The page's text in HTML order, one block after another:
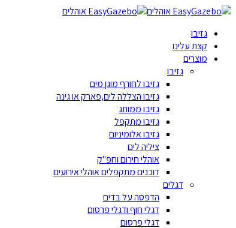
גזיבו
קצת עלינו
מוצרים
גזיבו
גזיבו לחורף מוגן מים
גזיבו הצללה לים,פארק או גינה
גזיבו ממותג
גזיבו מתקפל
גזיבו אלומיניום
ציליה לים
אוהלי חירום וחפ"ק
דוכנים מתקפלים אוהלי אירועים
דגלים
הדפסה על בדים
דגלי חוף ודגלי פרסום
דגלי פרסום